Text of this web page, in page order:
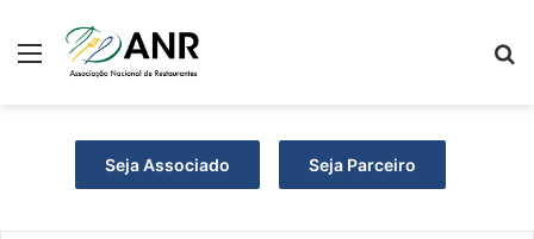
Menu
Seja Associado Seja Parceiro